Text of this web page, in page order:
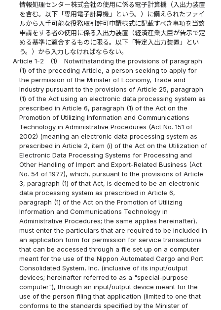
情報処理センター株式会社の使用に係る電子計算機（入出力装置
を含む。以下「専用電子計算機」という。）に備えられたファイ
ルから入手可能な役務取引許可申請様式に記載すべき事項を当該
申請をする者の使用に係る入出力装置（経済産業大臣が告示で定
める基準に適合するものに限る。以下「特定入出力装置」とい
う。）から入力しなければならない。
Article 1-2
(1)
Notwithstanding the provisions of paragraph
(1) of the preceding Article, a person seeking to apply for
the permission of the Minister of Economy, Trade and
Industry pursuant to the provisions of Article 25, paragraph
(1) of the Act using an electronic data processing system as
prescribed in Article 6, paragraph (1) of the Act on the
Promotion of Utilizing Information and Communications
Technology in Administrative Procedures (Act No. 151 of
2002) (meaning an electronic data processing system as
prescribed in Article 2, item (i) of the Act on the Utilization of
Electronic Data Processing Systems for Processing and
Other Handling of Import and Export-Related Business (Act
No. 54 of 1977), which, pursuant to the provisions of Article
3, paragraph (1) of that Act, is deemed to be an electronic
data processing system as prescribed in Article 6,
paragraph (1) of the Act on the Promotion of Utilizing
Information and Communications Technology in
Administrative Procedures; the same applies hereinafter),
must enter the particulars that are required to be included in
an application form for permission for service transactions
that can be accessed through a file set up on a computer
meant for the use of the Nippon Automated Cargo and Port
Consolidated System, Inc. (inclusive of its input/output
devices; hereinafter referred to as a "special-purpose
computer"), through an input/output device meant for the
use of the person filing that application (limited to one that
conforms to the standards specified by the Minister of